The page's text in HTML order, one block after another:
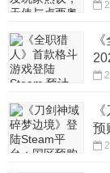
预